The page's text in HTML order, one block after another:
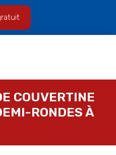
COUVERTINE
RONDES À